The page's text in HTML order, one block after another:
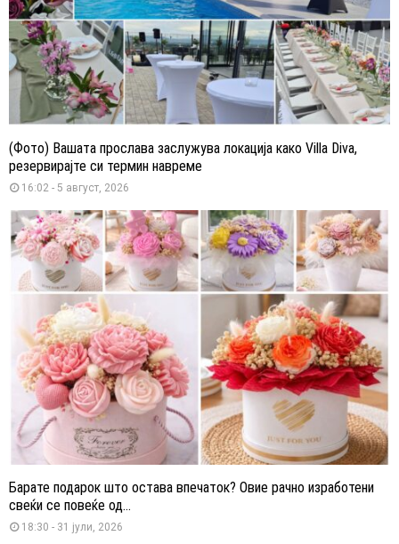
(Фото) Вашата прослава заслужува локација како Villa Diva,
резервирајте си термин навреме
16:02 - 5 август, 2026
Барате подарок што остава впечаток? Овие рачно изработени
свеќи се повеќе од...
18:30 - 31 јули, 2026